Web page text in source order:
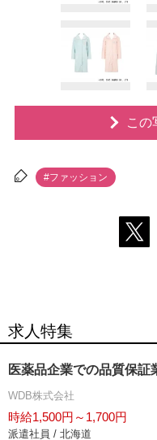
この
#ファッション
求人特集
医薬品企業での品質保証
WDB株式会社
時給1,500円～1,700円
派遣社員 / 北海道